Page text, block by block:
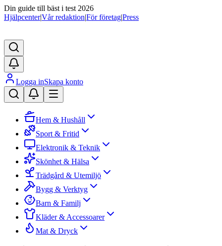
Din guide till bäst i test 2026
Hjälpcenter|Vår redaktion|För företag|Press
Logga inSkapa konto
Hem & Hushåll
Sport & Fritid
Elektronik & Teknik
Skönhet & Hälsa
Trädgård & Utemiljö
Bygg & Verktyg
Barn & Familj
Kläder & Accessoarer
Mat & Dryck